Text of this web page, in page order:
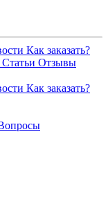
Как заказать?
Статьи Отзывы
Как заказать?